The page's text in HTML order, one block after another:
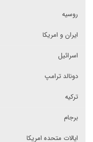
روسیه
ایران و امریکا
اسرائیل
دونالد ترامپ
ترکیه
برجام
ایالات متحده امریکا